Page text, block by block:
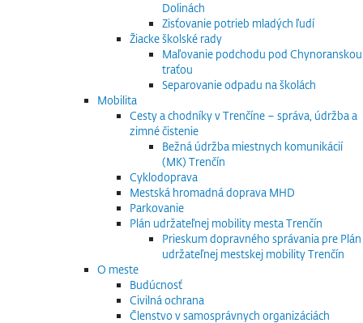
Dolinách
Zisťovanie potrieb mladých ľudí
Žiacke školské rady
Maľovanie podchodu pod Chynoranskou
traťou
Separovanie odpadu na školách
Mobilita
Cesty a chodníky v Trenčíne – správa, údržba a
zimné čistenie
Bežná údržba miestnych komunikácií
(MK) Trenčín
Cyklodoprava
Mestská hromadná doprava MHD
Parkovanie
Plán udržateľnej mobility mesta Trenčín
Prieskum dopravného správania pre Plán
udržateľnej mestskej mobility Trenčín
O meste
Budúcnosť
Civilná ochrana
Členstvo v samosprávnych organizáciách